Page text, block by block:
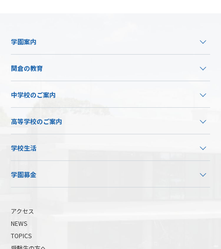
学園案内
関倉の教育
中学校のご案内
高等学校のご案内
学校生活
学園募金
アクセス
NEWS
TOPICS